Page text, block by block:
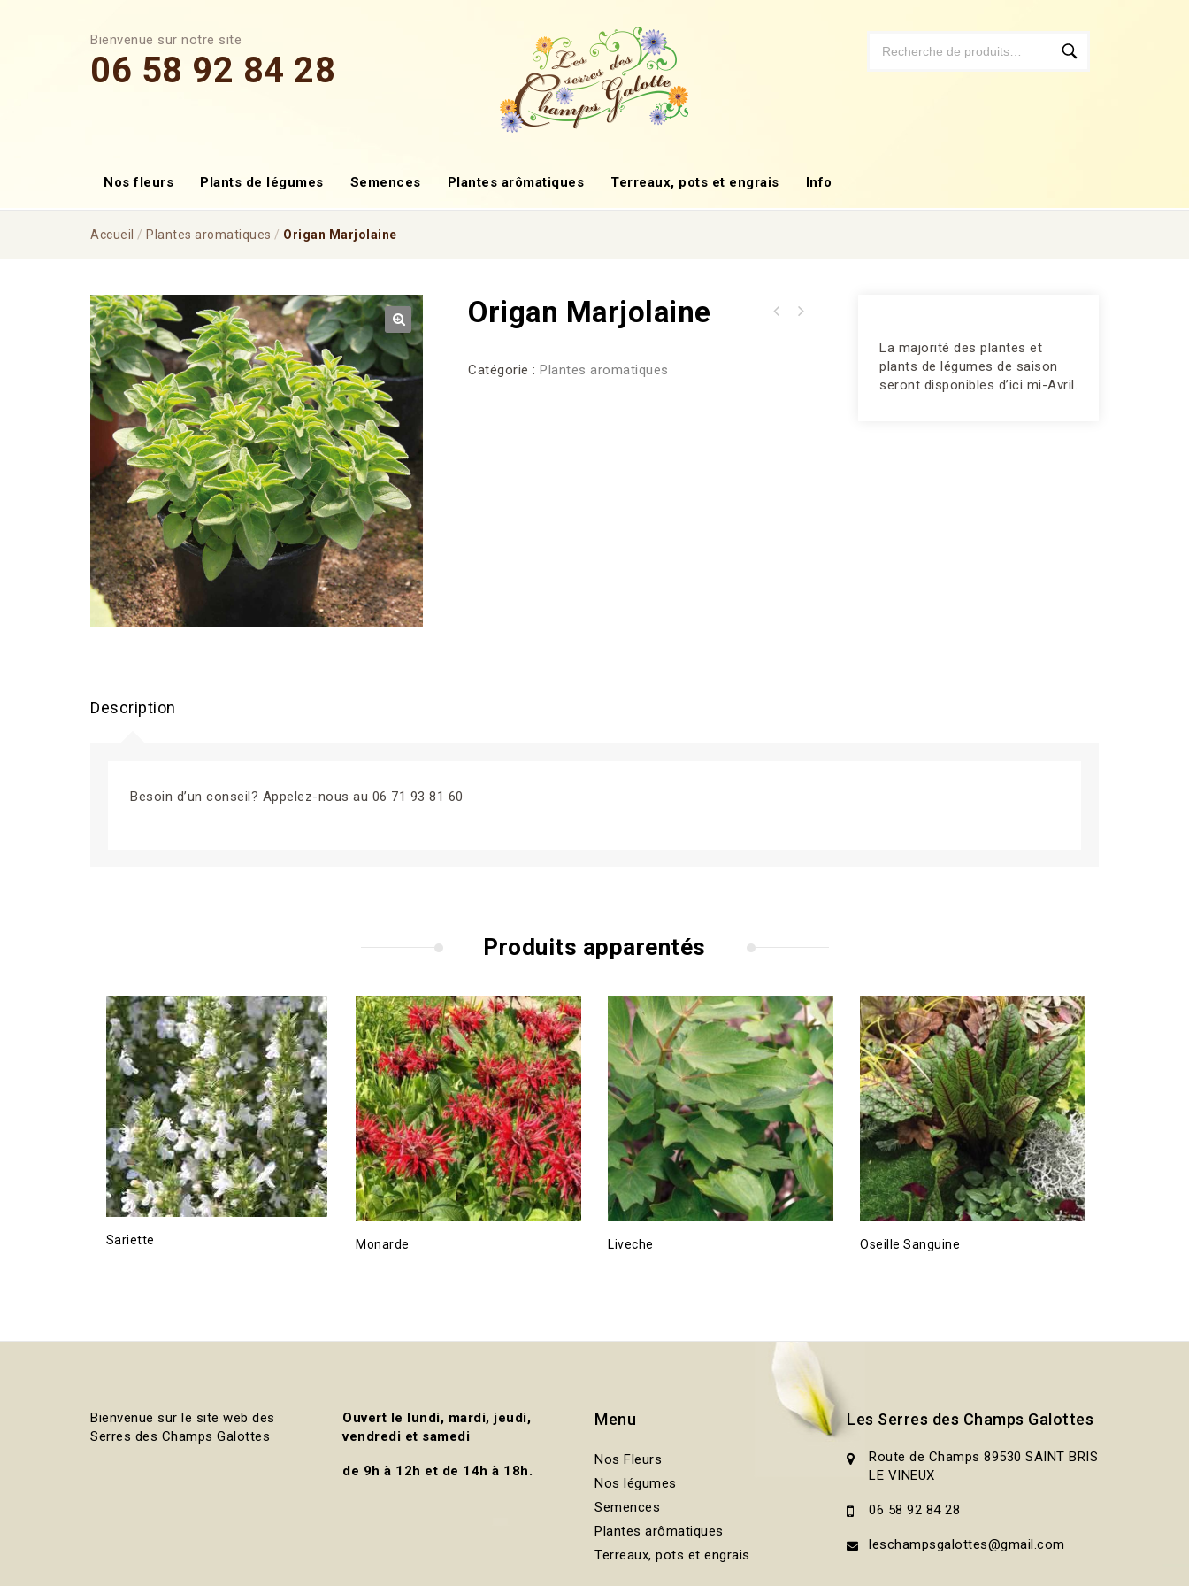
Bienvenue sur notre site
06 58 92 84 28
Nos fleurs Plants de légumes Semences Plantes arômatiques Terreaux, pots et engrais Info
Accueil / Plantes aromatiques / Origan Marjolaine
🔍
Origan Marjolaine
Catégorie :Plantes aromatiques
La majorité des plantes et
plants de légumes de saison
seront disponibles d’ici mi-Avril.
Description
Besoin d’un conseil? Appelez-nous au 06 71 93 81 60
Produits apparentés
Sariette Monarde Liveche Oseille Sanguine
Bienvenue sur le site web des
Serres des Champs Galottes
Ouvert le lundi, mardi, jeudi,
vendredi et samedi
de 9h à 12h et de 14h à 18h.
Menu
Nos Fleurs
Nos légumes
Semences
Plantes arômatiques
Terreaux, pots et engrais
Les Serres des Champs Galottes
Route de Champs 89530 SAINT BRIS
LE VINEUX
06 58 92 84 28
leschampsgalottes@gmail.com